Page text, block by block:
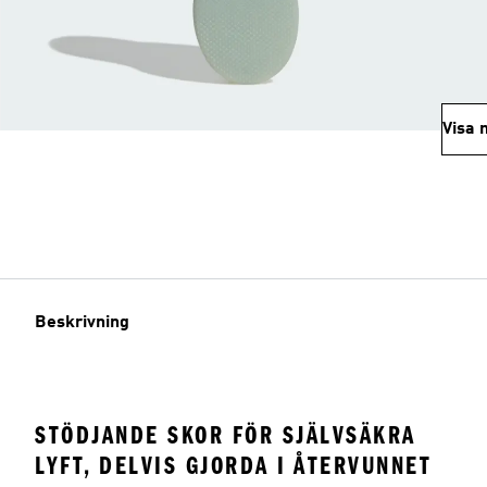
Visa
Beskrivning
STÖDJANDE SKOR FÖR SJÄLVSÄKRA
LYFT, DELVIS GJORDA I ÅTERVUNNET